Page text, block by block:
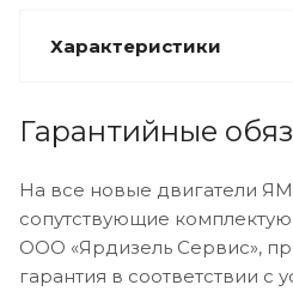
Характеристики
Гарантийные
На все новые двигатели
сопутствующие
ООО «Ярдизель Сервис»,
гарантия в соответствии с